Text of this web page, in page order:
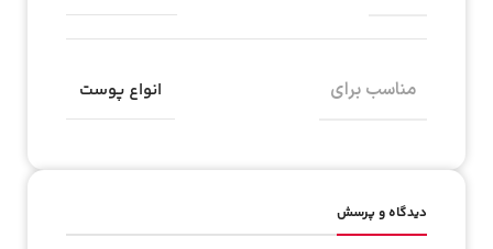
مناسب برای انواع پوست
دیدگاه و پرسش